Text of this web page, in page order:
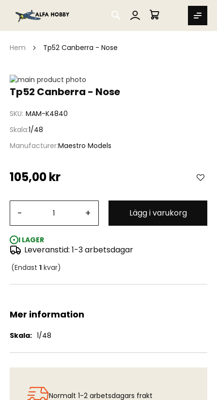
SEARCH
MIN VARUKORG
Hem Tp52 Canberra - Nose
Tp52 Canberra - Nose
SKU MAM-K4840
Skala 1/48
ManufacturerMaestro Models
105,00 kr
- + Lägg i varukorg
I LAGER
Leveranstid: 1-3 arbetsdagar
(Endast 1 kvar)
Hoppa
till
slutet
bildgalleriet
Hoppa
av
bildgalleriet
Mer information
Mer
1/48
Normalt 1-2 arbetsdagars frakt